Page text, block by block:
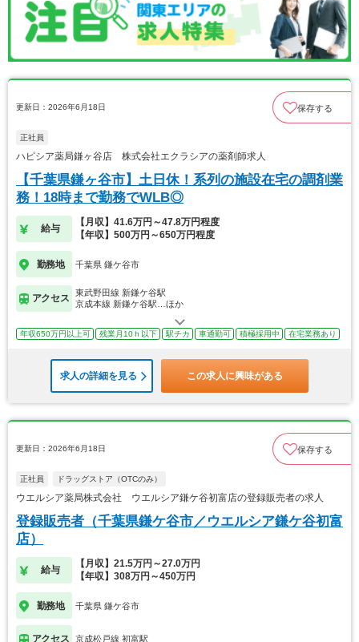
更新日：2026年6月18日 保存する
正社員
ハピシア薬局鎌ヶ谷店 株式会社エクラシアの薬剤師求人
【千葉県鎌ヶ谷市】土日休！系列の施設在宅の調剤業
務！18時まで勤務でWLB◎
給与
【月収】41.6万円～47.8万円程度
【年収】500万円～650万円程度
勤務地 千葉県 鎌ケ谷市
アクセス
東武野田線 新鎌ケ谷駅
京成本線 新鎌ケ谷駅…ほか
年収650万円以上可 残業月10ｈ以下 駅チカ 車通勤可 積極採用中 在宅業務あり
求人の詳細を見る この求人に興味がある
更新日：2026年6月18日 保存する
正社員 ドラッグストア（OTCのみ）
ウエルシア薬局株式会社 ウエルシア鎌ケ谷初富店の登録販売者の求人
登録販売者（千葉県鎌ケ谷市／ウエルシア鎌ケ谷初富
店）
給与
【月収】21.5万円～27.0万円
【年収】308万円～450万円
勤務地 千葉県 鎌ケ谷市
アクセス 京成松戸線 初富駅